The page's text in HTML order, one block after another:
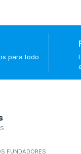
para todo
FUNDADORES